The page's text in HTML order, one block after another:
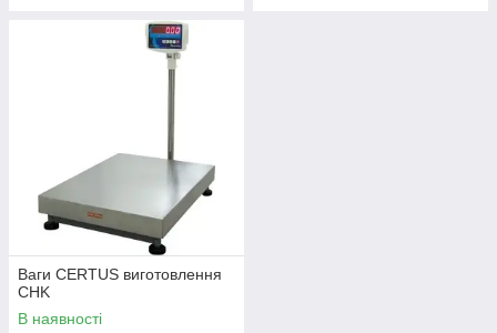
Ваги CERTUS виготовлення
CHK
В наявності